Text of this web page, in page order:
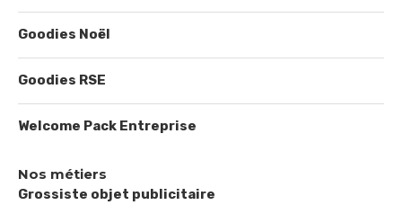
Goodies Noël
Goodies RSE
Welcome Pack Entreprise
Nos métiers
Grossiste objet publicitaire